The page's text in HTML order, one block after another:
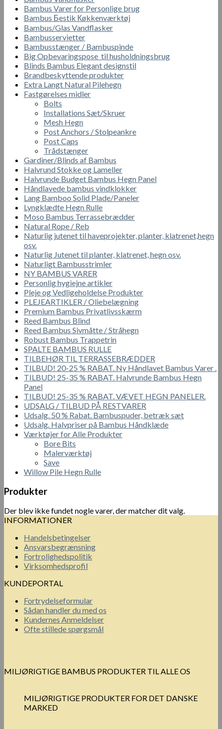
Bambus Varer for Personlige brug
Bambus Бestik Кøkkenværktøj
Bambus/Glas Vandflasker
Bambusservietter
Bambusstænger / Bambuspinde
Big Opbevaringspose til husholdningsbrug
Blinds Bambus Elegant designstil
Brandbeskyttende produkter
Extra Langt Natural Pilehegn
Fastgørelses midler
Bolts
Installations Sæt/Skruer
Mesh Hegn
Post Anchors / Stolpeankre
Post Caps
Trådstænger
Gardiner/Blinds af Bambus
Halvrund Stokke og Lameller
Halvrunde Budget Bambus Hegn Panel
Håndlavede bambus vindklokker
Lang Bamboo Solid Plade/Paneler
Lyngklædte Hegn Rulle
Moso Bambus Terrassebrædder
Natural Rope / Reb
Naturlig jutenet til haveprojekter, planter, klatrenet,hegn
osv.
Naturlig Jutenet til planter, klatrenet, hegn osv.
Naturligt Bambusstrimler
NY BAMBUS VARER
Personlig hygiejne artikler
Pleje og Vedligeholdelse Produkter
PLEJEARTIKLER / Oliebelægning
Premium Bambus Privatlivsskærm
Reed Bambus Blind
Reed Bambus Sivmåtte / Stråhegn
Robust Bambus Trappetrin
SPALTE BAMBUS RULLE
TILBEHØR TIL TERRASSEBRÆDDER
TILBUD! 20-25 % RABAT. Ny Håndlavet Bambus Varer .
TILBUD! 25-35 % RABAT. Halvrunde Bambus Hegn
Panel
TILBUD! 25-35 % RABAT. VÆVET HEGN PANELER.
UDSALG / TILBUD PÅ RESTVARER
Udsalg. 50 % Rabat. Bambuspuder, betræk sæt
Udsalg. Halvpriser på Bambus Håndklæde
Værktøjer for Alle Produkter
Bore Bits
Malerværktøj
Save
Willow Pile Hegn Rulle
Produkter
Der blev ikke fundet nogle varer, der matcher dit valg.
INFORMATIONER
Handelsbetingelser
Ansvarsbegrænsning
Fortrolighedspolitik
Virksomhedsprofil
KUNDEPORTAL
Fortrydelseformular
Sådan handler du med os
Kundernes Anmeldelser
Ofte stillede spørgsmål
MILJØRIGTIGE BAMBUS PRODUKTER TIL ALLE OS
MILJØRIGTIGE PRODUKTER FOR DET DANSKE
MARKED